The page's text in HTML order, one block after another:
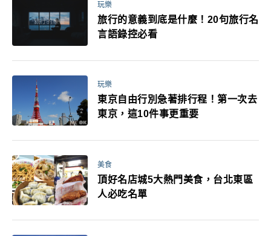
玩樂
旅行的意義到底是什麼！20句旅行名
言語錄控必看
玩樂
東京自由行別急著排行程！第一次去
東京，這10件事更重要
美食
頂好名店城5大熱門美食，台北東區
人必吃名單